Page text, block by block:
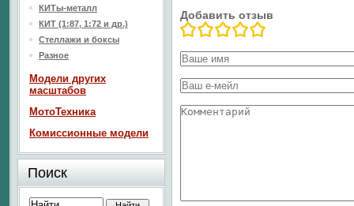
Добавить отзыв
КИТы-металл
КИТ (1:87, 1:72 и др.)
Стеллажи и боксы
Разное
Модели других
масштабов
МотоТехника
Комиссионные модели
Поиск